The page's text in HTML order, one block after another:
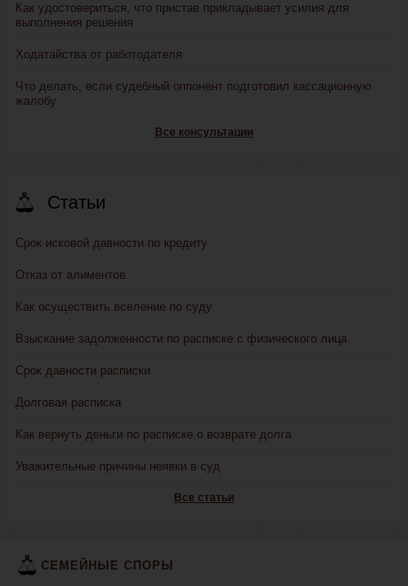
Как удостовериться, что пристав прикладывает усилия для
выполнения решения
Ходатайства от работодателя
Что делать, если судебный оппонент подготовил кассационную
жалобу
Все консультации
Статьи
Срок исковой давности по кредиту
Отказ от алиментов
Как осуществить вселение по суду
Взыскание задолженности по расписке с физического лица
Срок давности расписки
Долговая расписка
Как вернуть деньги по расписке о возврате долга
Уважительные причины неявки в суд
Все статьи
СЕМЕЙНЫЕ СПОРЫ